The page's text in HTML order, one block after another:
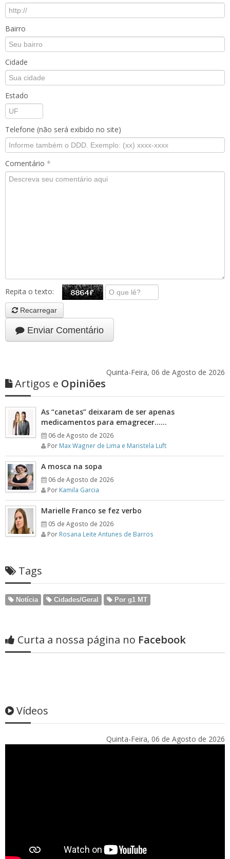
Bairro
Cidade
Estado
Telefone (não será exibido no site)
Comentário *
Repita o texto:
Recarregar
Enviar Comentário
Quinta-Feira, 06 de Agosto de 2026
Artigos e Opiniões
As “canetas” deixaram de ser apenas
medicamentos para emagrecer……
06 de Agosto de 2026
Por Max Wagner de Lima e Maristela Luft
A mosca na sopa
06 de Agosto de 2026
Por Kamila Garcia
Marielle Franco se fez verbo
05 de Agosto de 2026
Por Rosana Leite Antunes de Barros
Tags
Notícia Cidades/Geral Por g1 MT
Curta a nossa página no Facebook
Vídeos
Quinta-Feira, 06 de Agosto de 2026